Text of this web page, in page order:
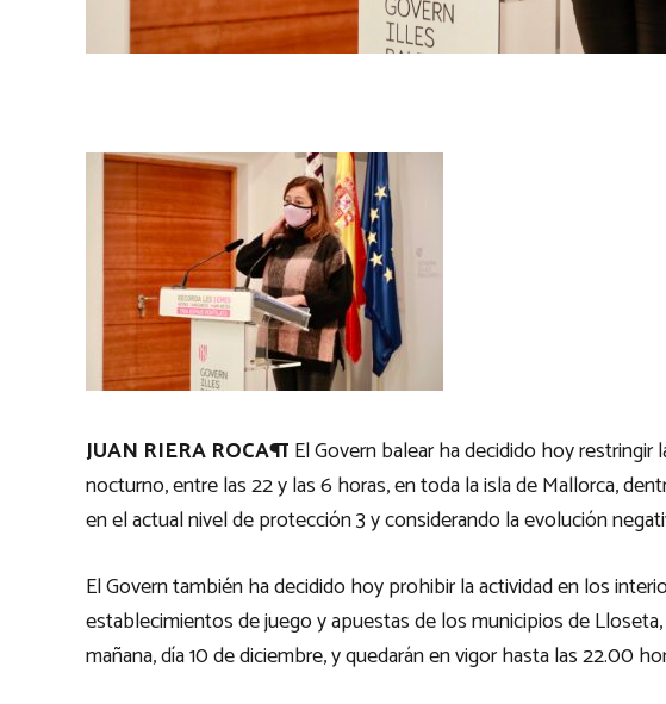
JUAN RIERA ROCA¶ El Govern balear ha decidido hoy
nocturno, entre las 22 y las 6 horas, en toda la isla de Mallorca,
en el actual nivel de protección 3 y considerando la evolución
El Govern también ha decidido hoy prohibir la actividad en los
establecimientos de juego y apuestas de los municipios de
mañana, día 10 de diciembre, y quedarán en vigor hasta las 22.00